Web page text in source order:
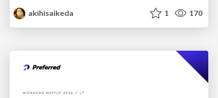
akihisaikeda
1 170